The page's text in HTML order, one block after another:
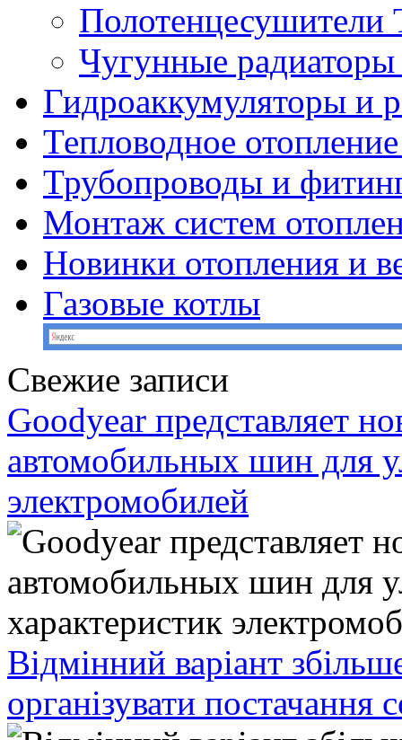
Чугунные
Гидроаккумуляторы и
Тепловодное
Трубопроводы и
Монтаж систем
Новинки отопления и
Газовые котлы
Свежие записи
Goodyear представляет
автомобильных шин для
электромобилей
Відмінний варіант
організувати постачання